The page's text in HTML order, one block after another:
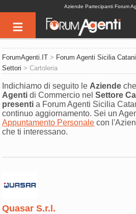
Aziende Partecipanti Forum
ForumAgenti.IT > Forum Agenti Sicilia
Settori > Cartoleria
Indichiamo di seguito le Aziende
Agenti di Commercio nelSettore
presenti a Forum Agenti Sicilia
continuo aggiornamento. Sei un
Appuntamento Personale con
che ti interessano.
Quasar S.r.l.